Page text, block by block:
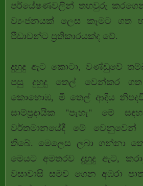
පර්යේෂණවලින් තහවුරු
ව්‍යංජනයක් ලෙස කෑමට ගත
පීඩාවන්ට ප්‍රතිකාරයක්ද වේ.
දුහුදු ඇට කොටා, වණ්ඩුවේ
පසු දුහුදු තෙල් වෙන්කර ගත
කොහොඹ, මී තෙල් ආදිය
සාම්ප්‍රදායික "පැහැ" මේ
වර්තමානයේදී මේ වෙනුවෙන්
තිබේ. මෙලෙස ලබා ගන්නා
මෙයට අමතරව දුහුදු ඇට,
වසාවාසි සමව ගෙන අඹරා